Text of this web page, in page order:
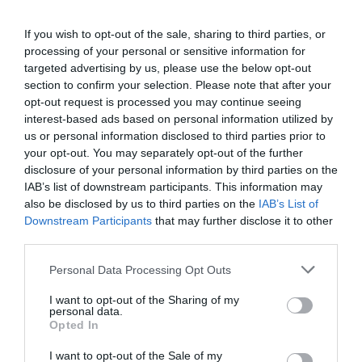
If you wish to opt-out of the sale, sharing to third parties, or
processing of your personal or sensitive information for
targeted advertising by us, please use the below opt-out
section to confirm your selection. Please note that after your
opt-out request is processed you may continue seeing
interest-based ads based on personal information utilized by
us or personal information disclosed to third parties prior to
your opt-out. You may separately opt-out of the further
disclosure of your personal information by third parties on the
IAB’s list of downstream participants. This information may
also be disclosed by us to third parties on the IAB’s List of
Downstream Participants that may further disclose it to other
Personal Data Processing Opt Outs
I want to opt-out of the Sharing of my
personal data.
Opted In
I want to opt-out of the Sale of my
de la Caixa. A hores d’ara, encara que guardin un
prudent silenci, són els ajuntaments afectats els
principals interessats que el projecte del Hard
Rock tiri endavant amb el suport dels respectius
partits, socialistes i exconvergents.
L’afany de creixement durant dècades dels
ajuntaments costaners -que van comptar amb
l’actitud benvolent de la Generalitat en nom de
d’urbanització estiguin ara en perill. A la Costa
Brava n’és ple i l’actual Govern de la Generalitat
només ha pogut forçar la marxa enrere d’una part